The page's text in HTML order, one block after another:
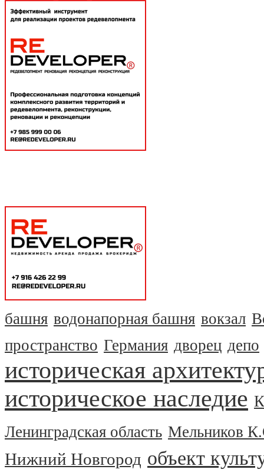
башня водонапорная башня вокзал
пространство Германия дворец депо
историческая
историческое наследие
Ленинградская область Мельников
Нижний Новгород объект